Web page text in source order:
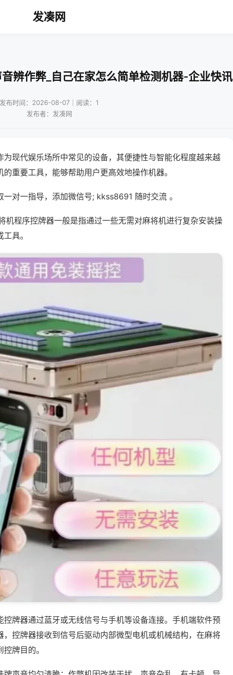
发凑网
辨作弊_自己在家怎么简单检测机器-企业快讯
发布时间：2026-08-07｜阅读：1
发布者：发凑网
为现代娱乐场所中常见的设备，其便捷性与智能化程度越来越
重要工具，能够帮助用户更高效地操作机器。
对一指导，添加微信号; kkss8691 随时交流 。
机程序控牌器一般是指通过一些无需对麻将机进行复杂安装操
具。
牌器通过蓝牙或无线信号与手机等设备连接。手机端软件预
控牌器接收到信号后驱动内部微型电机或机械结构，在麻将
牌目的。